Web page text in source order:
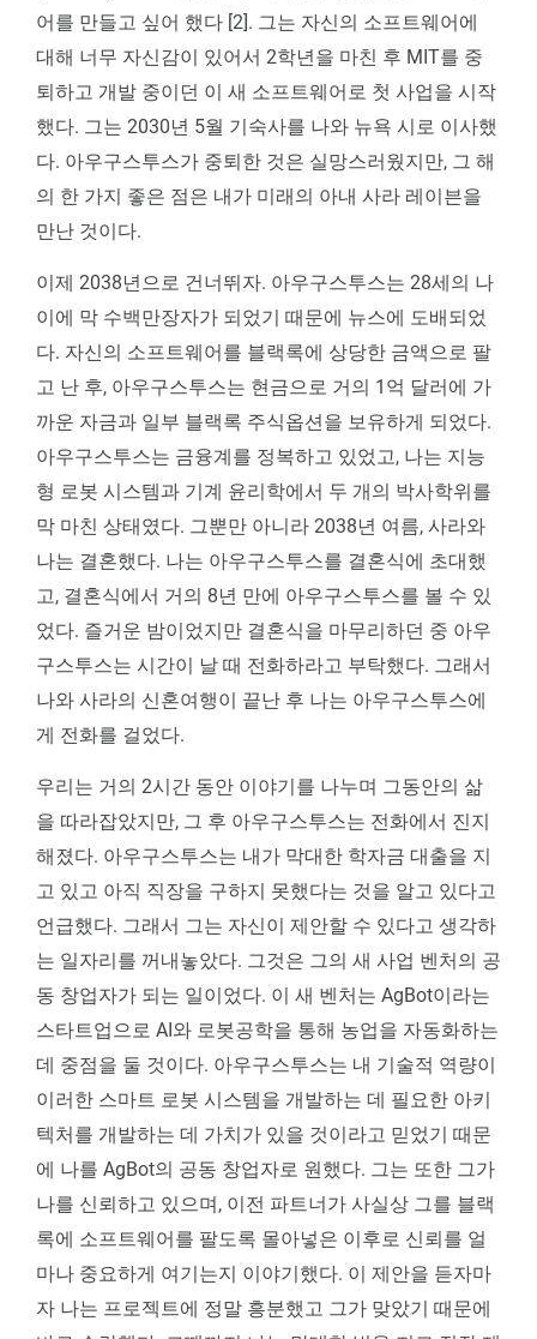
어를 만들고 싶어 했다 [2]. 그는 자신의 소프트웨어에
대해 너무 자신감이 있어서 2학년을 마친 후 MIT를 중
퇴하고 개발 중이던 이 새 소프트웨어로 첫 사업을 시작
했다. 그는 2030년 5월 기숙사를 나와 뉴욕 시로 이사했
다. 아우구스투스가 중퇴한 것은 실망스러웠지만, 그 해
의 한 가지 좋은 점은 내가 미래의 아내 사라 레이븐을
만난 것이다.
이제 2038년으로 건너뛰자. 아우구스투스는 28세의 나
이에 막 수백만장자가 되었기 때문에 뉴스에 도배되었
다. 자신의 소프트웨어를 블랙록에 상당한 금액으로 팔
고 난 후, 아우구스투스는 현금으로 거의 1억 달러에 가
까운 자금과 일부 블랙록 주식옵션을 보유하게 되었다.
아우구스투스는 금융계를 정복하고 있었고, 나는 지능
형 로봇 시스템과 기계 윤리학에서 두 개의 박사학위를
막 마친 상태였다. 그뿐만 아니라 2038년 여름, 사라와
나는 결혼했다. 나는 아우구스투스를 결혼식에 초대했
고, 결혼식에서 거의 8년 만에 아우구스투스를 볼 수 있
었다. 즐거운 밤이었지만 결혼식을 마무리하던 중 아우
구스투스는 시간이 날 때 전화하라고 부탁했다. 그래서
나와 사라의 신혼여행이 끝난 후 나는 아우구스투스에
게 전화를 걸었다.
우리는 거의 2시간 동안 이야기를 나누며 그동안의 삶
을 따라잡았지만, 그 후 아우구스투스는 전화에서 진지
해졌다. 아우구스투스는 내가 막대한 학자금 대출을 지
고 있고 아직 직장을 구하지 못했다는 것을 알고 있다고
언급했다. 그래서 그는 자신이 제안할 수 있다고 생각하
는 일자리를 꺼내놓았다. 그것은 그의 새 사업 벤처의 공
동 창업자가 되는 일이었다. 이 새 벤처는 AgBot이라는
스타트업으로 AI와 로봇공학을 통해 농업을 자동화하는
데 중점을 둘 것이다. 아우구스투스는 내 기술적 역량이
이러한 스마트 로봇 시스템을 개발하는 데 필요한 아키
텍처를 개발하는 데 가치가 있을 것이라고 믿었기 때문
에 나를 AgBot의 공동 창업자로 원했다. 그는 또한 그가
나를 신뢰하고 있으며, 이전 파트너가 사실상 그를 블랙
록에 소프트웨어를 팔도록 몰아넣은 이후로 신뢰를 얼
마나 중요하게 여기는지 이야기했다. 이 제안을 듣자마
자 나는 프로젝트에 정말 흥분했고 그가 맞았기 때문에